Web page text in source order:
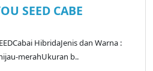
SEED CABE
HibridaJenis dan Warna :
merahUkuran b..